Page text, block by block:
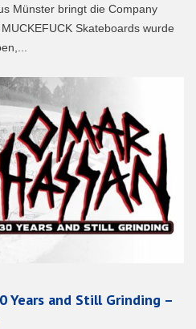
Münster bringt die Company
Skateboards wurde
Years and Still Grinding –